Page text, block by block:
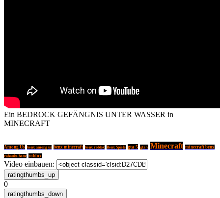
Ein BEDROCK GEFÄNGNIS UNTER WASSER in
MINECRAFT
Among Us benx among us benx minecraft benx roblox Benx Spiele gta 5 gta v Minecraft minecraft benx
rabauke benx roblox
Video einbauen:
0